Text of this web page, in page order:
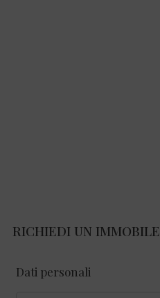
RICHIEDI UN IMMOBILE
Dati personali